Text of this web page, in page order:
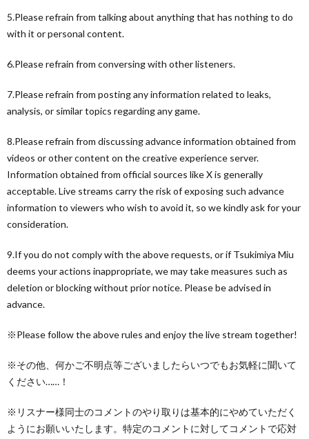
5.Please refrain from talking about anything that has nothing to do
with it or personal content.
6.Please refrain from conversing with other listeners.
7.Please refrain from posting any information related to leaks,
analysis, or similar topics regarding any game.
8.Please refrain from discussing advance information obtained from
videos or other content on the creative experience server.
Information obtained from official sources like X is generally
acceptable. Live streams carry the risk of exposing such advance
information to viewers who wish to avoid it, so we kindly ask for your
consideration.
9.If you do not comply with the above requests, or if Tsukimiya Miu
deems your actions inappropriate, we may take measures such as
deletion or blocking without prior notice. Please be advised in
advance.
※Please follow the above rules and enjoy the live stream together!
※その他、何かご不明点等ございましたらいつでもお気軽に聞いて
ください……！
※リスナー様同士のコメントのやり取りは基本的にやめていただく
ようにお願いいたします。特定のコメントに対してコメントで応対